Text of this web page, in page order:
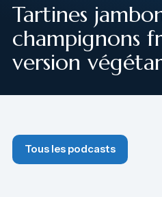
Tartines
champignons
version
Tous les podcasts